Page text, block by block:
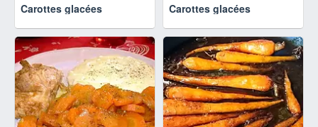
Carottes glacées Carottes glacées